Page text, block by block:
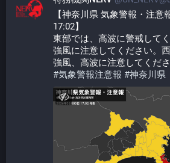
【神奈川県 気象警報・注意
17:02】
東部では、高波に警戒して
強風に注意してください。
強風、高波に注意してくださ
#気象警報注意報 #神奈川県